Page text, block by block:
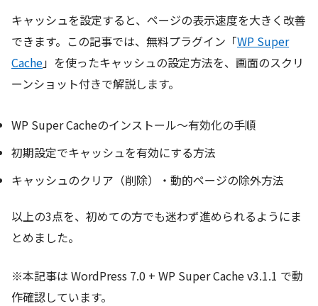
キャッシュを設定すると、ページの表示速度を大きく改善
できます。この記事では、無料プラグイン「WP Super
Cache」を使ったキャッシュの設定方法を、画面のスクリ
ーンショット付きで解説します。
WP Super Cacheのインストール〜有効化の手順
初期設定でキャッシュを有効にする方法
キャッシュのクリア（削除）・動的ページの除外方法
以上の3点を、初めての方でも迷わず進められるようにま
とめました。
※本記事は WordPress 7.0 + WP Super Cache v3.1.1 で動
作確認しています。